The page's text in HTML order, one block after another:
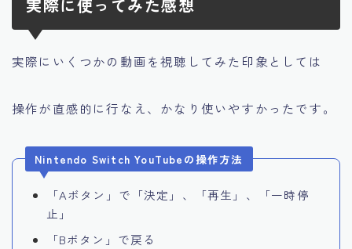
実際に使ってみた感想
実際にいくつかの動画を視聴してみた印象としては
操作が直感的に行なえ、 かなり使いやすかった です。
Nintendo Switch YouTubeの操作方法
「Aボタン」で「決定」、「再生」、「一時停
止」
「Bボタン」で戻る